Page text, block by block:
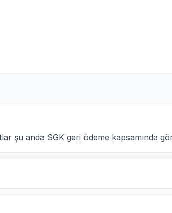
şu anda SGK geri ödeme kapsamında